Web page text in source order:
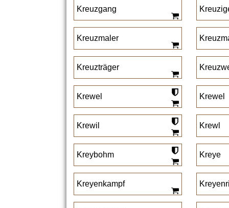
Kreuzgang
Kreuzmaler
Kreuzträger
Krewel Krewel
Krewil Krewl
Kreybohm Kreye
Kreyenkampf